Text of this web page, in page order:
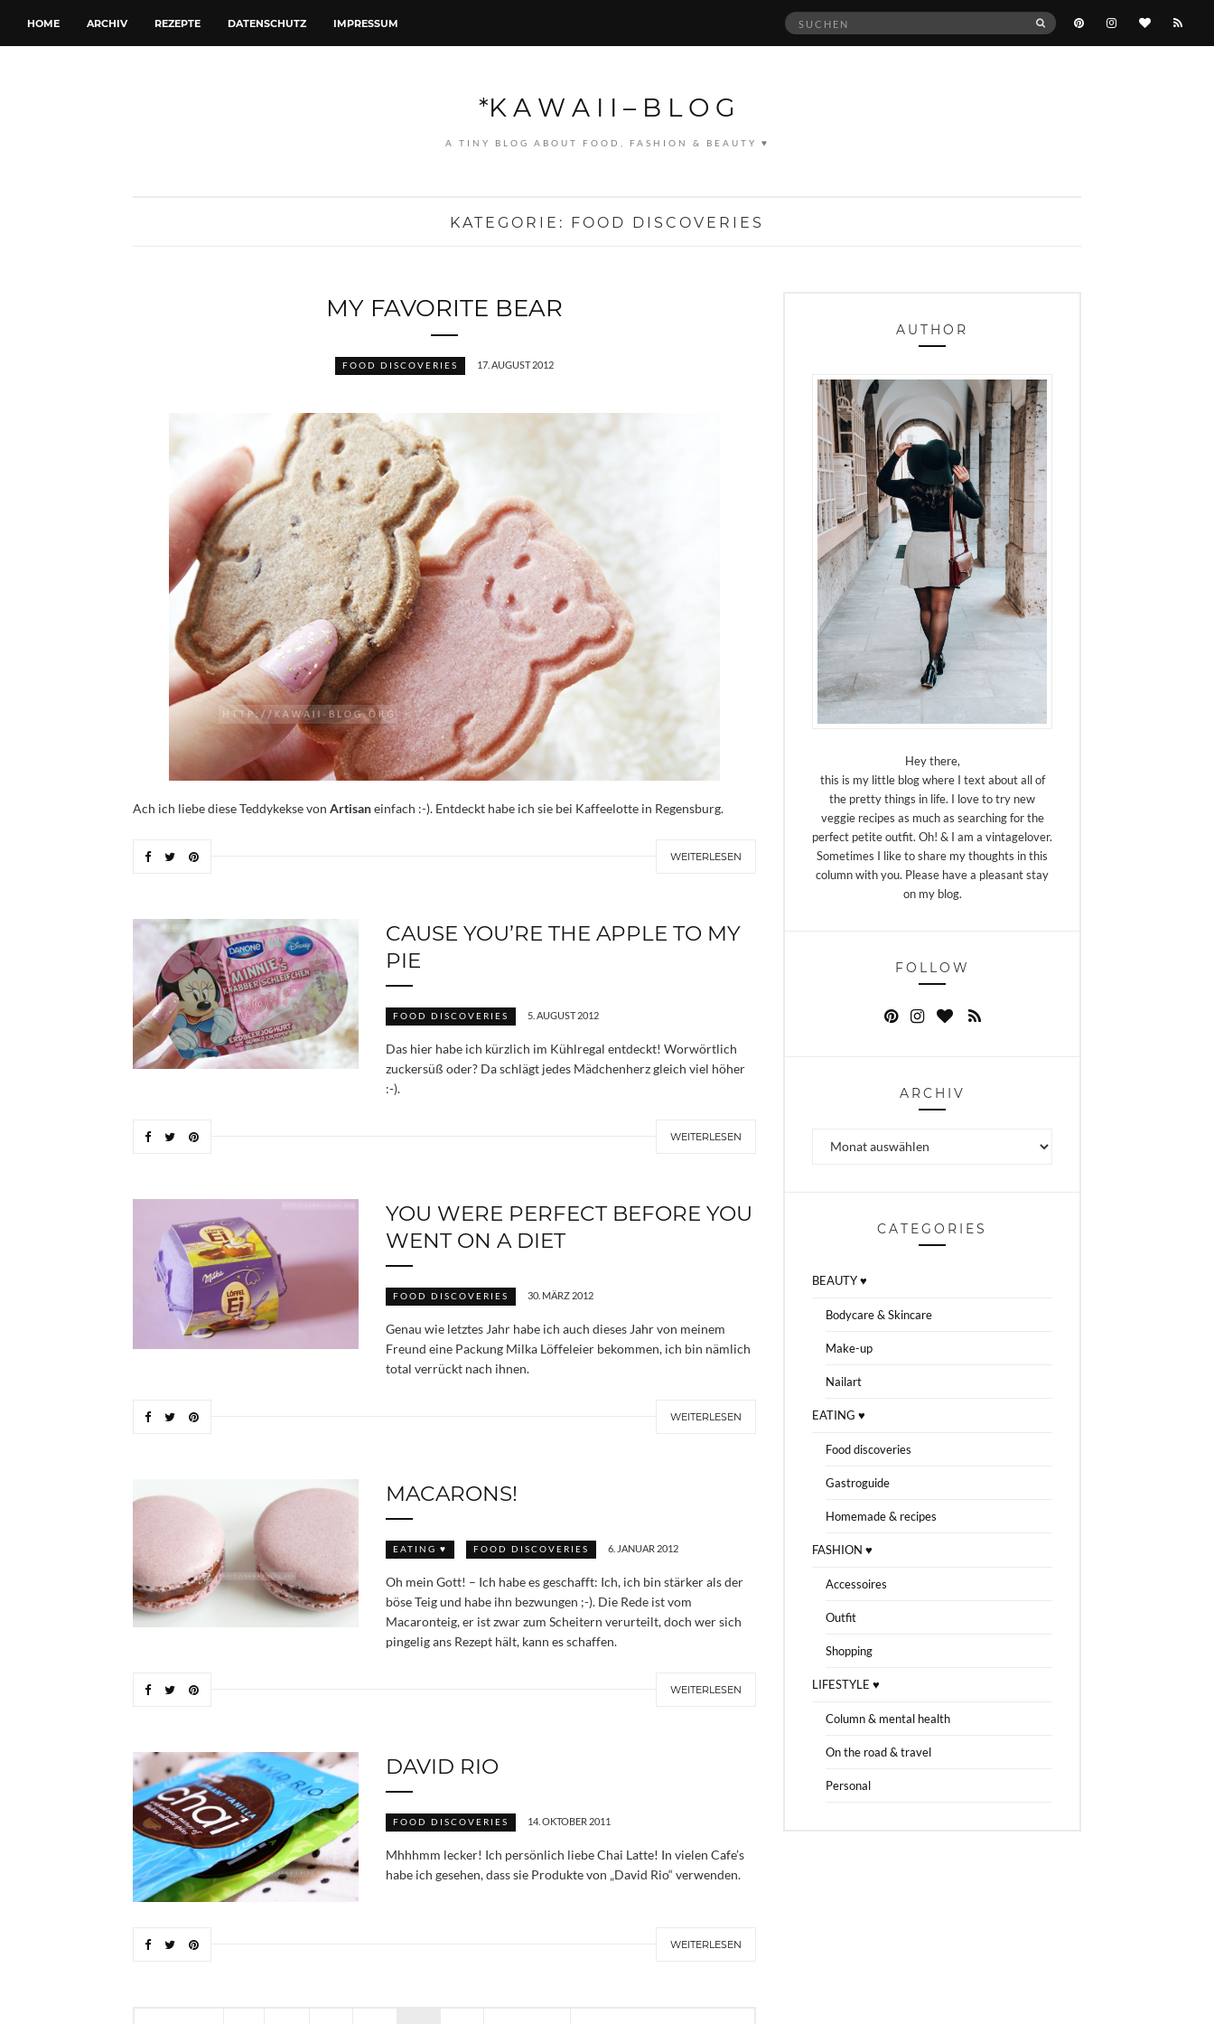
HOME ARCHIV REZEPTE DATENSCHUTZ IMPRESSUM
Suche
SUCHEN
*K A W A I I – B L O G
A TINY BLOG ABOUT FOOD, FASHION & BEAUTY ♥
KATEGORIE: FOOD DISCOVERIES
MY FAVORITE BEAR
FOOD DISCOVERIES 17. AUGUST 2012
Ach ich liebe diese Teddykekse von Artisaneinfach :-). Entdeckt habe ich sie bei Kaffeelotte in Regensburg.
WEITERLESEN
CAUSE YOU’RE THE APPLE TO MY
PIE
FOOD DISCOVERIES 5. AUGUST 2012
Das hier habe ich kürzlich im Kühlregal entdeckt! Worwörtlich
zuckersüß oder? Da schlägt jedes Mädchenherz gleich viel höher
:-).
WEITERLESEN
YOU WERE PERFECT BEFORE YOU
WENT ON A DIET
FOOD DISCOVERIES 30. MÄRZ 2012
Genau wie letztes Jahr habe ich auch dieses Jahr von meinem
Freund eine Packung Milka Löffeleier bekommen, ich bin nämlich
total verrückt nach ihnen.
WEITERLESEN
MACARONS!
EATING ♥ FOOD DISCOVERIES 6. JANUAR 2012
Oh mein Gott! – Ich habe es geschafft: Ich, ich bin stärker als der
böse Teig und habe ihn bezwungen ;-). Die Rede ist vom
Macaronteig, er ist zwar zum Scheitern verurteilt, doch wer sich
pingelig ans Rezept hält, kann es schaffen.
WEITERLESEN
DAVID RIO
FOOD DISCOVERIES 14. OKTOBER 2011
Mhhhmm lecker! Ich persönlich liebe Chai Latte! In vielen Cafe’s
habe ich gesehen, dass sie Produkte von „David Rio“ verwenden.
WEITERLESEN
AUTHOR
Hey there,
this is my little blog where I text about all of
the pretty things in life. I love to try new
veggie recipes as much as searching for the
perfect petite outfit. Oh! & I am a vintagelover.
Sometimes I like to share my thoughts in this
column with you. Please have a pleasant stay
on my blog.
FOLLOW
ARCHIV
CATEGORIES
BEAUTY ♥
Bodycare & Skincare
Make-up
Nailart
EATING ♥
Food discoveries
Gastroguide
Homemade & recipes
FASHION ♥
Accessoires
Outfit
Shopping
LIFESTYLE ♥
Column & mental health
On the road & travel
Personal